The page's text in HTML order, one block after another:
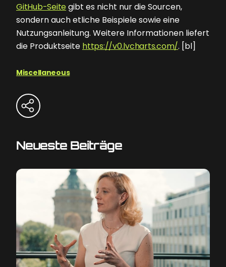
GitHub-Seitegibt es nicht nur die Sourcen,
sondern auch etliche Beispiele sowie eine
Nutzungsanleitung. Weitere Informationen liefert
die Produktseite https://v0.lvcharts.com/. [bl]
Miscellaneous
Neueste Beiträge